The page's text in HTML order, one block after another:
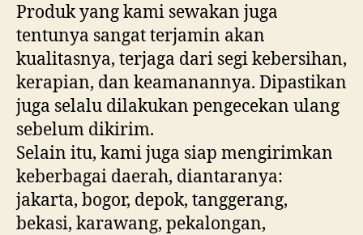
Produk yang kami sewakan juga
tentunya sangat terjamin akan
kualitasnya, terjaga dari segi kebersihan,
kerapian, dan keamanannya. Dipastikan
juga selalu dilakukan pengecekan ulang
sebelum dikirim.
Selain itu, kami juga siap mengirimkan
keberbagai daerah, diantaranya:
jakarta, bogor, depok, tanggerang,
bekasi, karawang, pekalongan,